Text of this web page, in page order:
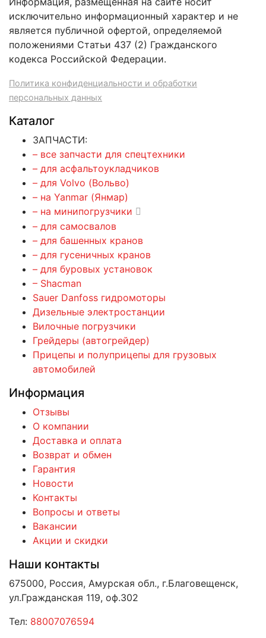
исключительно информационный характер и не
является публичной офертой, определяемой
положениями Статьи 437 (2) Гражданского
кодекса Российской Федерации.
Политика конфиденциальности и обработки
персональных данных
Каталог
ЗАПЧАСТИ:
– все запчасти для спецтехники
– для асфальтоукладчиков
– для Volvo (Вольво)
– на Yanmar (Янмар)
– на минипогрузчики
– для самосвалов
– для башенных кранов
– для гусеничных кранов
– для буровых установок
– Shacman
Sauer Danfoss гидромоторы
Дизельные электростанции
Вилочные погрузчики
Грейдеры (автогрейдер)
Прицепы и полуприцепы для грузовых
автомобилей
Информация
Отзывы
О компании
Доставка и оплата
Возврат и обмен
Гарантия
Новости
Контакты
Вопросы и ответы
Вакансии
Акции и скидки
Наши контакты
675000, Россия, Амурская обл., г.Благовещенск,
ул.Гражданская 119, оф.302
Тел: 88007076594